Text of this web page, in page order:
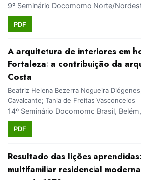
9º Seminário Docomomo Norte/
PDF
A arquitetura de interiores em
Fortaleza: a contribuição da
Costa
Beatriz Helena Bezerra Nogueira
Cavalcante; Tania de Freitas Vasconcelos
14º Seminário Docomomo Brasil,
PDF
Resultado das lições
multifamiliar residencial